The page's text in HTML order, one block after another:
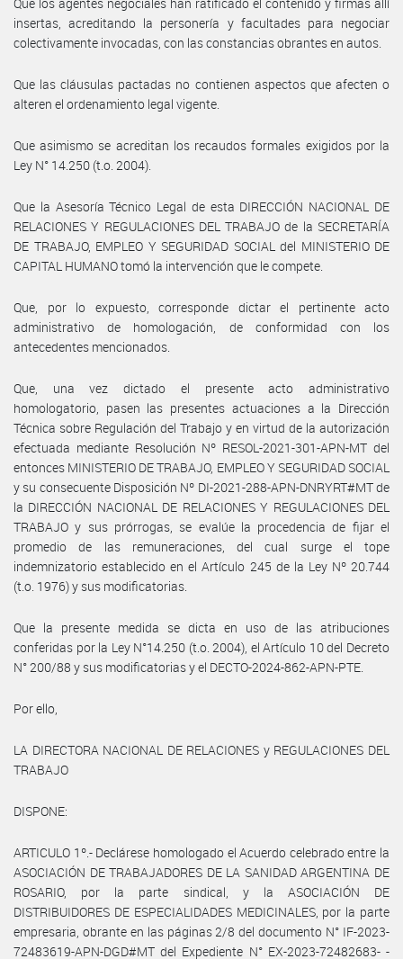
insertas, acreditando la personería y facultades para negociar
colectivamente invocadas, con las constancias obrantes en autos.
Que las cláusulas pactadas no contienen aspectos que afecten o
alteren el ordenamiento legal vigente.
Que asimismo se acreditan los recaudos formales exigidos por la
Ley N° 14.250 (t.o. 2004).
Que la Asesoría Técnico Legal de esta DIRECCIÓN NACIONAL DE
RELACIONES Y REGULACIONES DEL TRABAJO de la SECRETARÍA
DE TRABAJO, EMPLEO Y SEGURIDAD SOCIAL del MINISTERIO DE
CAPITAL HUMANO tomó la intervención que le compete.
Que, por lo expuesto, corresponde dictar el pertinente acto
administrativo de homologación, de conformidad con los
antecedentes mencionados.
Que, una vez dictado el presente acto administrativo
homologatorio, pasen las presentes actuaciones a la Dirección
Técnica sobre Regulación del Trabajo y en virtud de la autorización
efectuada mediante Resolución Nº RESOL-2021-301-APN-MT del
entonces MINISTERIO DE TRABAJO, EMPLEO Y SEGURIDAD SOCIAL
y su consecuente Disposición Nº DI-2021-288-APN-DNRYRT#MT de
la DIRECCIÓN NACIONAL DE RELACIONES Y REGULACIONES DEL
TRABAJO y sus prórrogas, se evalúe la procedencia de fijar el
promedio de las remuneraciones, del cual surge el tope
indemnizatorio establecido en el Artículo 245 de la Ley Nº 20.744
(t.o. 1976) y sus modificatorias.
Que la presente medida se dicta en uso de las atribuciones
conferidas por la Ley N°14.250 (t.o. 2004), el Artículo 10 del Decreto
N° 200/88 y sus modificatorias y el DECTO-2024-862-APN-PTE.
Por ello,
LA DIRECTORA NACIONAL DE RELACIONES y REGULACIONES DEL
TRABAJO
DISPONE:
ARTICULO 1º.- Declárese homologado el Acuerdo celebrado entre la
ASOCIACIÓN DE TRABAJADORES DE LA SANIDAD ARGENTINA DE
ROSARIO, por la parte sindical, y la ASOCIACIÓN DE
DISTRIBUIDORES DE ESPECIALIDADES MEDICINALES, por la parte
empresaria, obrante en las páginas 2/8 del documento N° IF-2023-
72483619-APN-DGD#MT del Expediente N° EX-2023-72482683- -